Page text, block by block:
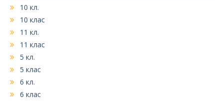
10 кл.
10 клас
11 кл.
11 клас
5 кл.
5 клас
6 кл.
6 клас